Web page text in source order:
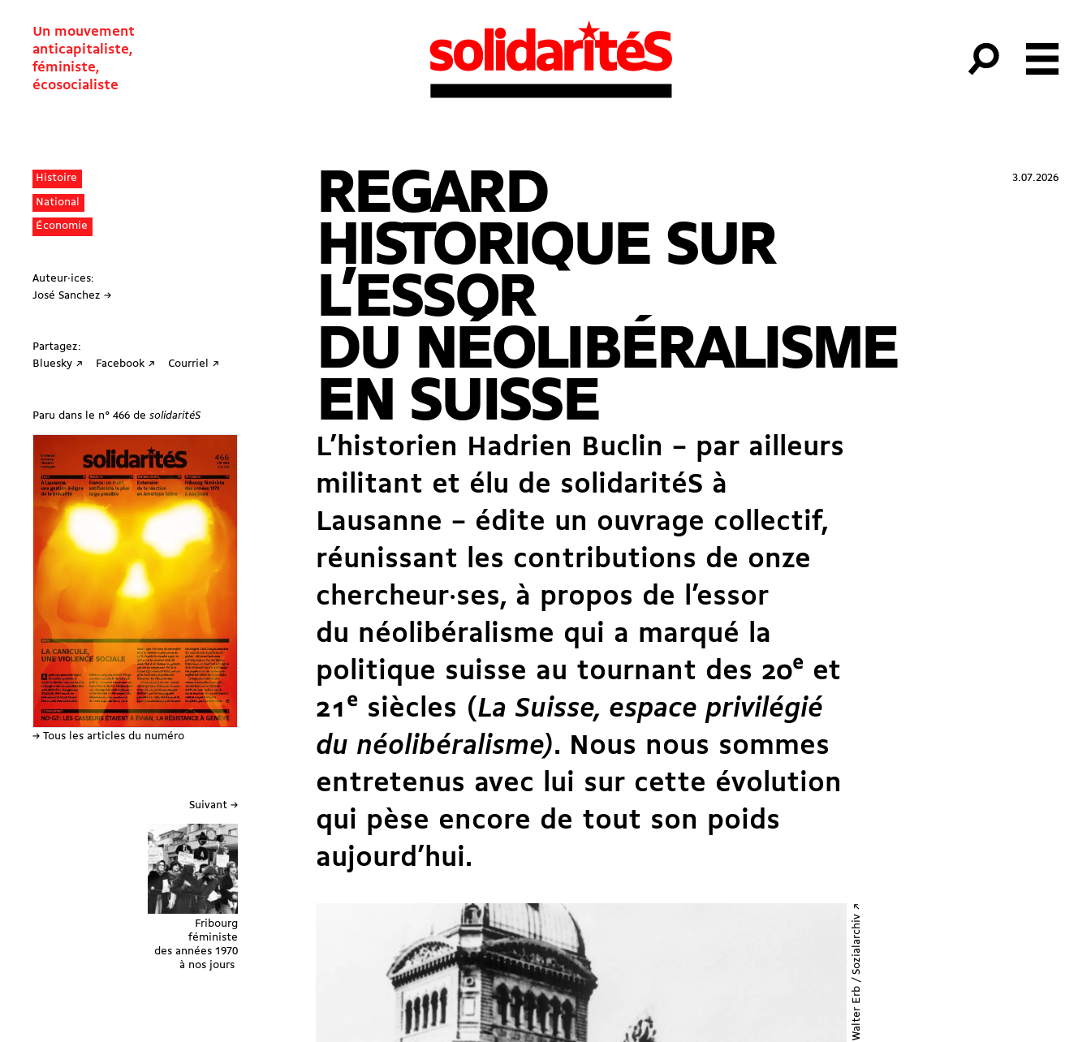
Un mouvement
anticapitaliste,
féministe,
écosocialiste
Histoire
National
Économie
Auteur·ices:
José Sanchez →
Partagez:
Bluesky ↗
Facebook ↗ Courriel ↗
Paru dans le n° 466 de solidaritéS
→ Tous les articles du numéro
Suivant →
Fribourg
féministe
des années 1970
à nos jours
3.07.2026
REGARD
HISTORIQUE SUR
L’ESSOR
DU NÉOLIBÉRALISME
EN SUISSE
L’historien Hadrien Buclin – par ailleurs
militant et élu de solidaritéS à
Lausanne – édite un ouvrage collectif,
réunissant les contributions de onze
chercheur·ses, à propos de l’essor
du néolibéralisme qui a marqué la
politique suisse au tournant des 20e et
21e siècles (La Suisse, espace privilégié
du néolibéralisme). Nous nous sommes
entretenus avec lui sur cette évolution
qui pèse encore de tout son poids
aujourd’hui.
Walter Erb / Sozialarchiv ↗